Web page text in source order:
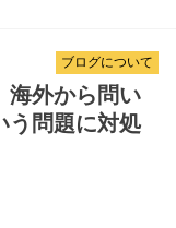
ブログについて
海外から問い
う問題に対処